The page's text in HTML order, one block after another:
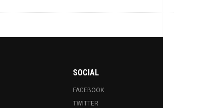
SOCIAL
FACEBOOK
TWITTER